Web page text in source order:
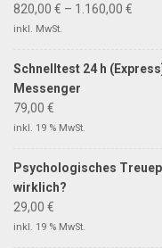
820,00 € – 1.160,00 €
inkl. MwSt.
Schnelltest 24 h
Messenger
79,00 €
inkl. 19 % MwSt.
Psychologisches
wirklich?
29,00 €
inkl. 19 % MwSt.